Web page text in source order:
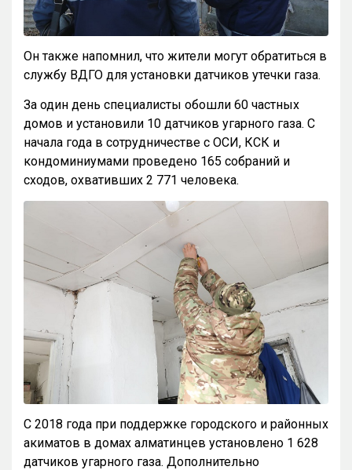
Он также напомнил, что жители могут обратиться в
службу ВДГО для установки датчиков утечки газа.
За один день специалисты обошли 60 частных
домов и установили 10 датчиков угарного газа. С
начала года в сотрудничестве с ОСИ, КСК и
кондоминиумами проведено 165 собраний и
сходов, охвативших 2 771 человека.
С 2018 года при поддержке городского и районных
акиматов в домах алматинцев установлено 1 628
датчиков угарного газа. Дополнительно